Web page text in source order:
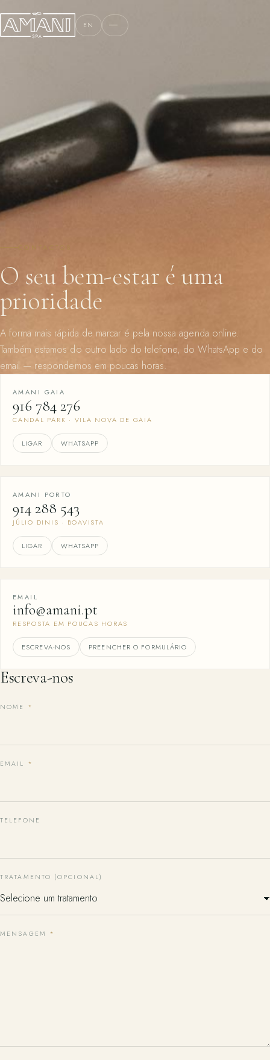
EN
O seu bem-estar é uma
prioridade
A forma mais rápida de marcar é pela nossa agenda online.
Também estamos do outro lado do telefone, do WhatsApp e do
email — respondemos em poucas horas.
AMANI GAIA
916 784 276
CANDAL PARK · VILA NOVA DE GAIA
LIGAR WHATSAPP
AMANI PORTO
914 288 543
JÚLIO DINIS · BOAVISTA
LIGAR WHATSAPP
EMAIL
info@amani.pt
RESPOSTA EM POUCAS HORAS
ESCREVA-NOS PREENCHER O FORMULÁRIO
Escreva-nos
NOME *
EMAIL *
TELEFONE
TRATAMENTO (OPCIONAL)
MENSAGEM *